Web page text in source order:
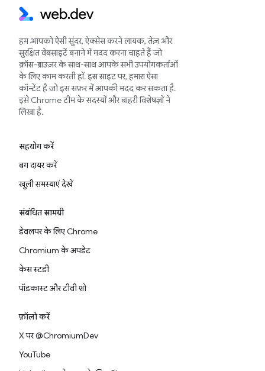
हम आपको ऐसी सुंदर, ऐक्सेस करने लायक, तेज़ और
सुरक्षित वेबसाइटें बनाने में मदद करना चाहते हैं जो
क्रॉस-ब्राउज़र के साथ-साथ आपके सभी उपयोगकर्ताओं
के लिए काम करती हों. इस साइट पर, हमारा ऐसा
कॉन्टेंट है जो इस सफ़र में आपकी मदद कर सकता है.
इसे Chrome टीम के सदस्यों और बाहरी विशेषज्ञों ने
लिखा है.
सहयोग करें
बग दायर करें
खुली समस्याएं देखें
संबंधित सामग्री
डेवलपर के लिए Chrome
Chromium के अपडेट
केस स्टडी
पॉडकास्ट और टीवी शो
फ़ॉलो करें
X पर @ChromiumDev
YouTube